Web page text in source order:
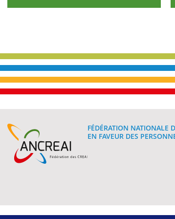
FÉDÉRATION NATIONALE
EN FAVEUR DES